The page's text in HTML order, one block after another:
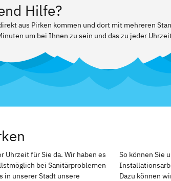
Hilfe?
aus Pirken kommen und dort mit mehreren
um bei Ihnen zu sein und das zu jeder
Uhrzeit für Sie da. Wir haben es
bei Sanitärproblemen
in unserer Stadt unsere
So können Sie
Dazu können